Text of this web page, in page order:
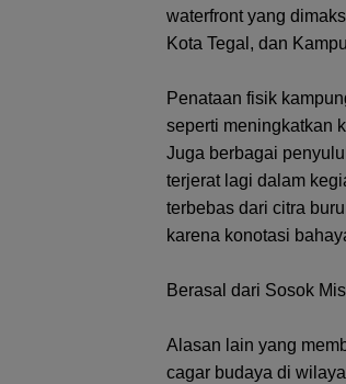
waterfront yang
Kota Tegal, dan
Penataan fisik
seperti meningkatkan
Juga berbagai
terjerat lagi dalam
terbebas dari citra
karena konotasi
Berasal dari Sosok
Alasan lain yang
cagar budaya di